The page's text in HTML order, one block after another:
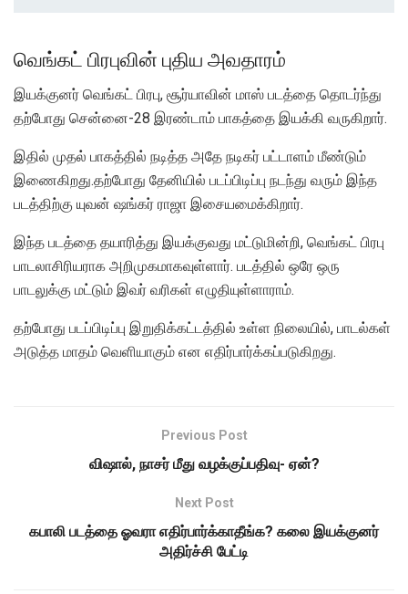
வெங்கட் பிரபுவின் புதிய அவதாரம்
இயக்குனர் வெங்கட் பிரபு, சூர்யாவின் மாஸ் படத்தை தொடர்ந்து
தற்போது சென்னை-28 இரண்டாம் பாகத்தை இயக்கி வருகிறார்.
இதில் முதல் பாகத்தில் நடித்த அதே நடிகர் பட்டாளம் மீண்டும்
இணைகிறது.தற்போது தேனியில் படப்பிடிப்பு நடந்து வரும் இந்த
படத்திற்கு யுவன் ஷங்கர் ராஜா இசையமைக்கிறார்.
இந்த படத்தை தயாரித்து இயக்குவது மட்டுமின்றி, வெங்கட் பிரபு
பாடலாசிரியராக அறிமுகமாகவுள்ளார். படத்தில் ஒரே ஒரு
பாடலுக்கு மட்டும் இவர் வரிகள் எழுதியுள்ளாராம்.
தற்போது படப்பிடிப்பு இறுதிக்கட்டத்தில் உள்ள நிலையில், பாடல்கள்
அடுத்த மாதம் வெளியாகும் என எதிர்பார்க்கப்படுகிறது.
Previous Post
விஷால், நாசர் மீது வழக்குப்பதிவு- ஏன்?
Next Post
கபாலி படத்தை ஓவரா எதிர்பார்க்காதீங்க? கலை இயக்குனர்
அதிர்ச்சி பேட்டி